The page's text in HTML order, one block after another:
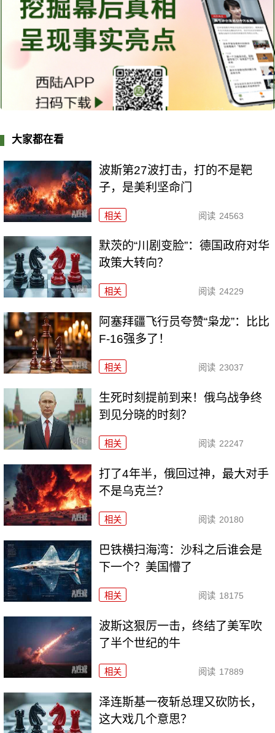
大家都在看
波斯第27波打击，打的不是靶
子，是美利坚命门
相关 阅读 24563
默茨的“川剧变脸”：德国政府对华
政策大转向？
相关 阅读 24229
阿塞拜疆飞行员夸赞“枭龙”：比比
F-16强多了！
相关 阅读 23037
生死时刻提前到来！俄乌战争终
到见分晓的时刻？
相关 阅读 22247
打了4年半，俄回过神，最大对手
不是乌克兰？
相关 阅读 20180
巴铁横扫海湾：沙科之后谁会是
下一个？美国懵了
相关 阅读 18175
波斯这狠厉一击，终结了美军吹
了半个世纪的牛
相关 阅读 17889
泽连斯基一夜斩总理又砍防长，
这大戏几个意思？